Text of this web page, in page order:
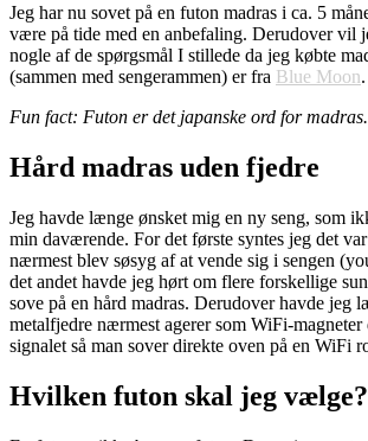
Jeg har nu sovet på en futon madras i ca. 5
være på tide med en anbefaling. Derudover vil
nogle af de spørgsmål I stillede da jeg købte
(sammen med sengerammen) er fra Blue Moon.
Fun fact: Futon er det japanske ord for madras.
Hård madras uden fjedre
Jeg havde længe ønsket mig en ny seng, som
min daværende. For det første syntes jeg det
nærmest blev søsyg af at vende sig i sengen
det andet havde jeg hørt om flere forskellige
sove på en hård madras. Derudover havde jeg
metalfjedre nærmest agerer som WiFi-
signalet så man sover direkte oven på en WiFi
Hvilken futon skal jeg vælge?